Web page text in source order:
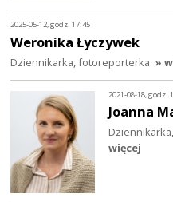
2025-05-12, godz. 17:45
Weronika Łyczywek
Dziennikarka, fotoreporterka »
2021-08-18, godz.
Joanna
więcej